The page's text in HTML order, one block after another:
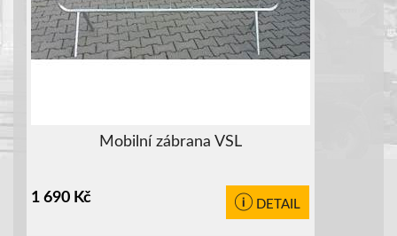
Mobilní zábrana VSL
1 690 Kč DETAIL